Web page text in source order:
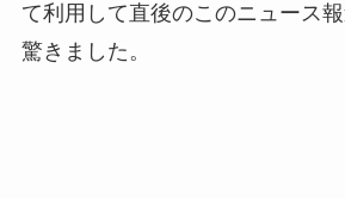
て利用して直後のこのニュース報
驚きました。